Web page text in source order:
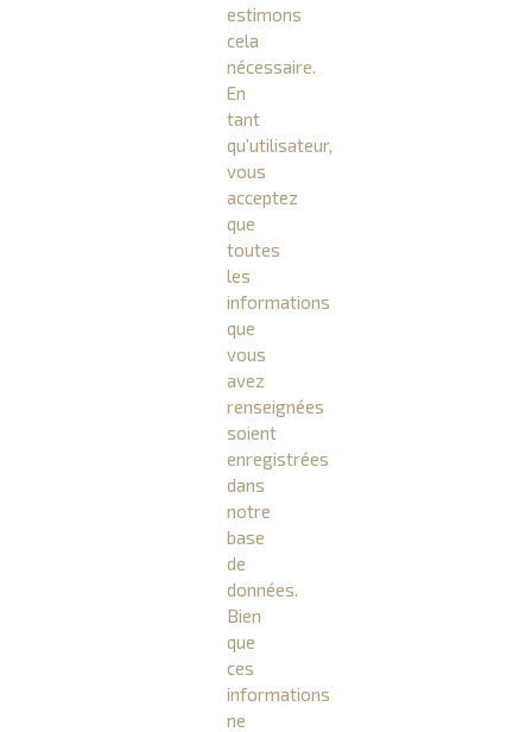
estimons
cela
nécessaire.
En
tant
qu’utilisateur,
vous
acceptez
que
toutes
les
informations
que
vous
avez
renseignées
soient
enregistrées
dans
notre
base
de
données.
Bien
que
ces
informations
ne